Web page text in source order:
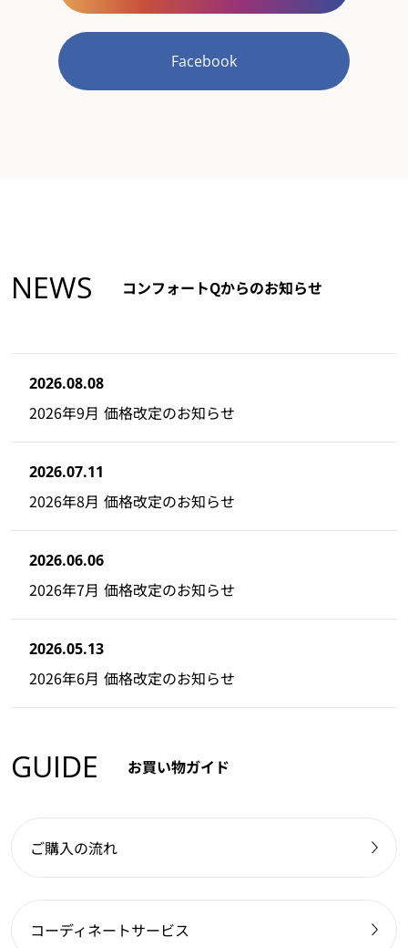
Facebook
NEWS コンフォートQからのお知らせ
2026.08.08
2026年9月 価格改定のお知らせ
2026.07.11
2026年8月 価格改定のお知らせ
2026.06.06
2026年7月 価格改定のお知らせ
2026.05.13
2026年6月 価格改定のお知らせ
GUIDE お買い物ガイド
ご購入の流れ
コーディネートサービス